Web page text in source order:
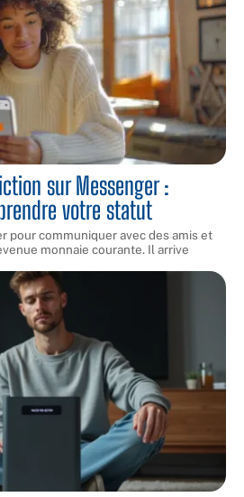
sur Messenger :
votre statut
pour communiquer avec des amis et
monnaie courante. Il arrive